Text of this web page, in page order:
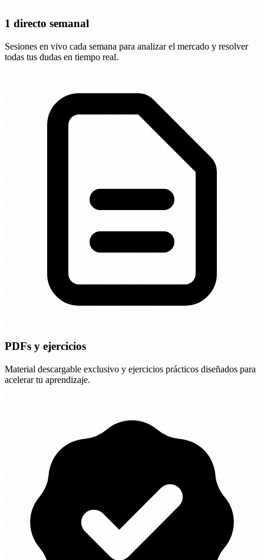
1 directo semanal
Sesiones en vivo cada semana para analizar el mercado y resolver
todas tus dudas en tiempo real.
PDFs y ejercicios
Material descargable exclusivo y ejercicios prácticos diseñados para
acelerar tu aprendizaje.